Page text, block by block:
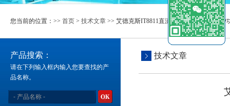
您当前的位置：>> 首页 > 技术文章 >> 艾德克斯IT8811直流可编程电子负载保护
产品搜索：
请在下列输入框内输入您要查找的产
品名称。
技术文章